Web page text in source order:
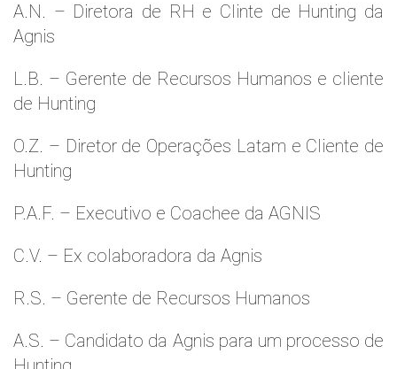
A.N. – Diretora de RH e Clinte de Hunting da
Agnis
L.B. – Gerente de Recursos Humanos e cliente
de Hunting
O.Z. – Diretor de Operações Latam e Cliente de
Hunting
P.A.F. – Executivo e Coachee da AGNIS
C.V. – Ex colaboradora da Agnis
R.S. – Gerente de Recursos Humanos
A.S. – Candidato da Agnis para um processo de